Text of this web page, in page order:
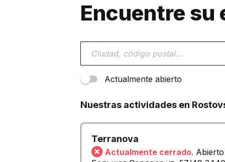
Encuentre su
Actualmente abierto
Nuestras actividades en
Terranova
Actualmente cerrado.